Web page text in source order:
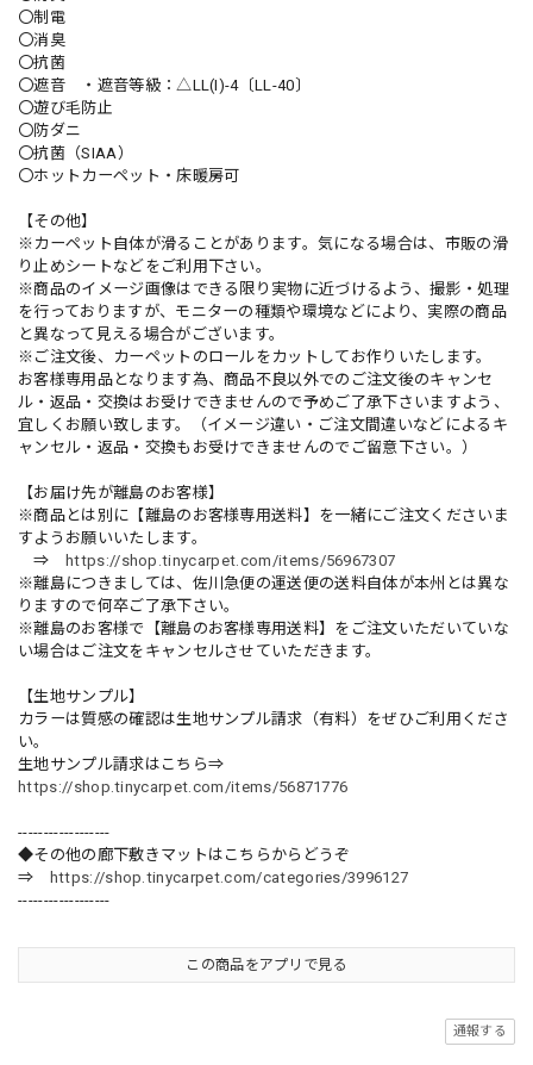
〇制電
〇消臭
〇抗菌
〇遮音 ・遮音等級：△LL(I)-4〔LL-40〕
〇遊び毛防止
〇防ダニ
〇抗菌（SIAA）
〇ホットカーペット・床暖房可
【その他】
※カーペット自体が滑ることがあります。気になる場合は、市販の滑
り止めシートなどをご利用下さい。
※商品のイメージ画像はできる限り実物に近づけるよう、撮影・処理
を行っておりますが、モニターの種類や環境などにより、実際の商品
と異なって見える場合がございます。
※ご注文後、カーペットのロールをカットしてお作りいたします。
お客様専用品となります為、商品不良以外でのご注文後のキャンセ
ル・返品・交換はお受けできませんので予めご了承下さいますよう、
宜しくお願い致します。（イメージ違い・ご注文間違いなどによるキ
ャンセル・返品・交換もお受けできませんのでご留意下さい。）
【お届け先が離島のお客様】
※商品とは別に【離島のお客様専用送料】を一緒にご注文くださいま
すようお願いいたします。
⇒
https://shop.tinycarpet.com/items/56967307
※離島につきましては、佐川急便の運送便の送料自体が本州とは異な
りますので何卒ご了承下さい。
※離島のお客様で【離島のお客様専用送料】をご注文いただいていな
い場合はご注文をキャンセルさせていただきます。
【生地サンプル】
カラーは質感の確認は生地サンプル請求（有料）をぜひご利用くださ
い。
生地サンプル請求はこちら⇒
https://shop.tinycarpet.com/items/56871776
------------------
◆その他の廊下敷きマットはこちらからどうぞ
⇒
https://shop.tinycarpet.com/categories/3996127
------------------
この商品をアプリで見る
通報する